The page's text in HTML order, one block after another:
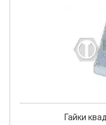
Гайки